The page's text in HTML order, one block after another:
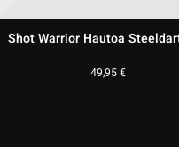
Unicorn James Wade